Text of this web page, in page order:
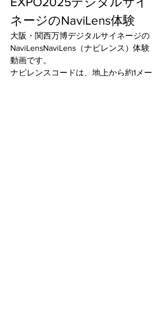
ネージのNaviLens体験
大阪・関西万博デジタルサイネージの
NaviLensNaviLens（ナビレンス）体験
動画です。
ナビレンスコードは、地上から約1メー